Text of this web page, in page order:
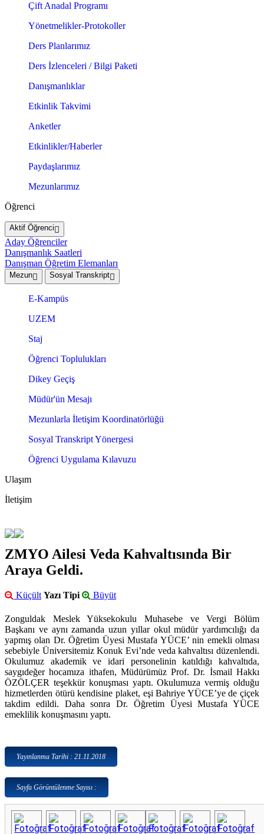
Çift Anadal Programı
Yönetmelikler-Protokoller
Ders Planlarımız
Ders İzlenceleri / Bilgi Paketi
Danışmanlıklar
Etkinlik Takvimi
Anketler
Etkinlikler/Haberler
Paydaşlarımız
Mezunlarımız
Öğrenci
Aktif Öğrenci
Aday Öğrenciler
Danışmanlık Saatleri
Danışman Öğretim Elemanları
Mezun Sosyal Transkript
E-Kampüs
UZEM
Staj
Öğrenci Toplulukları
Dikey Geçiş
Müdür'ün Mesajı
Mezunlarla İletişim Koordinatörlüğü
Sosyal Transkript Yönergesi
Öğrenci Uygulama Kılavuzu
Ulaşım
İletişim
ZMYO Ailesi Veda Kahvaltısında Bir
Araya Geldi.
Küçült Yazı Tipi Büyüt
Zonguldak Meslek Yüksekokulu Muhasebe ve Vergi Bölüm
Başkanı ve aynı zamanda uzun yıllar okul müdür yardımcılığı da
yapmış olan Dr. Öğretim Üyesi Mustafa YÜCE’ nin emekli olması
sebebiyle Üniversitemiz Konuk Evi’nde veda kahvaltısı düzenlendi.
Okulumuz akademik ve idari personelinin katıldığı kahvaltıda,
saygıdeğer hocamıza ithafen, Müdürümüz Prof. Dr. İsmail Hakkı
ÖZÖLÇER teşekkür konuşması yaptı. Okulumuza vermiş olduğu
hizmetlerden ötürü kendisine plaket, eşi Bahriye YÜCE’ye de çiçek
takdim edildi. Daha sonra Dr. Öğretim Üyesi Mustafa YÜCE
emeklilik konuşmasını yaptı.
Yayınlanma Tarihi : 21.11.2018
Sayfa Görüntülenme Sayısı :